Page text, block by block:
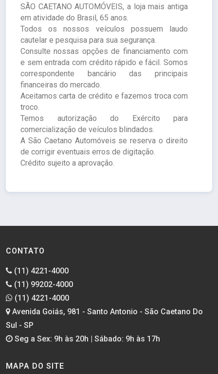
SÃO CAETANO AUTOMÓVEIS, a loja mais antiga
em atividade do Brasil, 65 anos.
Todos os nossos veículos possuem laudo
cautelar e pesquisa para sua segurança.
Consulte nossas opções de financiamento com
e sem entrada com crédito rápido e fácil. Somos
correspondente bancário das principais
financeiras do mercado.
Aceitamos carta de crédito e fazemos troca com
troco.
Temos autorização do Exército para
comercialização de veículos blindados.
A São Caetano Automóveis se reserva o direito
de corrigir eventuais erros de digitação.
Crédito sujeito a aprovação.
CONTATO
(11) 4221-4000
(11) 99202-4000
(11) 4221-4000
Avenida Goiás, 981 - Santo Antonio - São Caetano Do
Sul - SP
Seg a Sex: 9h às 20h | Sábado: 9h às 17h
MAPA DO SITE